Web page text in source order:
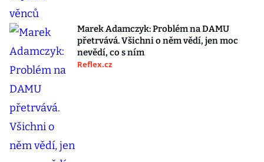
Marek Adamczyk: Problém na DAMU
přetrvává. Všichni o něm vědí, jen moc
nevědí, co s ním
Reflex.cz